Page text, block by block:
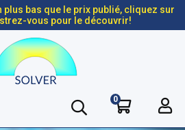
plus bas que le prix publié, cliquez sur
vous pour le découvrir!
0